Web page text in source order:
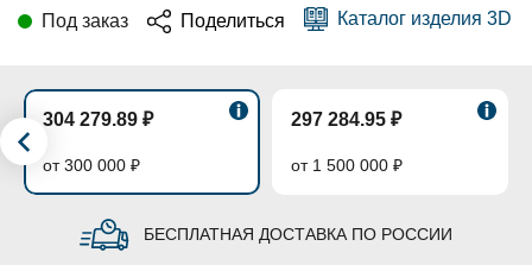
Под заказ Поделиться Каталог изделия 3D
304 279.89 ₽
от 300 000 ₽
297 284.95 ₽
от 1 500 000 ₽
БЕСПЛАТНАЯ ДОСТАВКА ПО РОССИИ